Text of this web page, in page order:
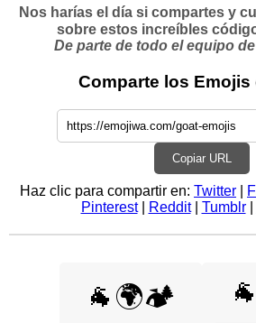
Nos harías el día si compartes y
sobre estos increíbles
De parte de todo el equipo
Comparte los Emojis
Copiar URL
Haz clic para compartir en: Twitter
Pinterest| Reddit| Tumblr|
🐐🌍🏕️